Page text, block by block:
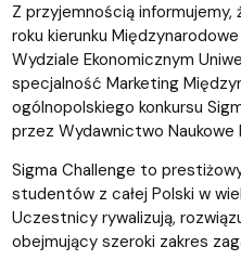
Z przyjemnością informujemy,
roku kierunku
Wydziale Ekonomicznym
specjalność Marketing
ogólnopolskiego konkursu
przez Wydawnictwo Naukowe
Sigma Challenge to
studentów z całej Polski w
Uczestnicy rywalizują,
obejmujący szeroki zakres